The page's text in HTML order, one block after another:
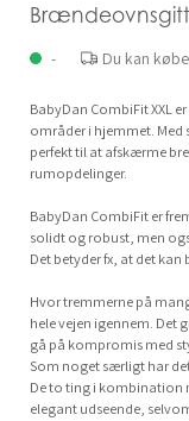
- Du kan
BabyDan CombiFit XXL
områder i hjemmet.
perfekt til at afskærme
rumopdelinger.
BabyDan CombiFit er
solidt og robust, men
Det betyder fx, at det
Hvor tremmerne på
hele vejen igennem. Det
gå på kompromis med
Som noget særligt har
De to ting i kombination
elegant udseende,